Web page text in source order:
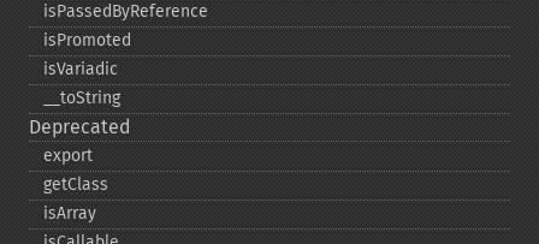
isPassedByReference
isPromoted
isVariadic
_​_​toString
Deprecated
export
getClass
isArray